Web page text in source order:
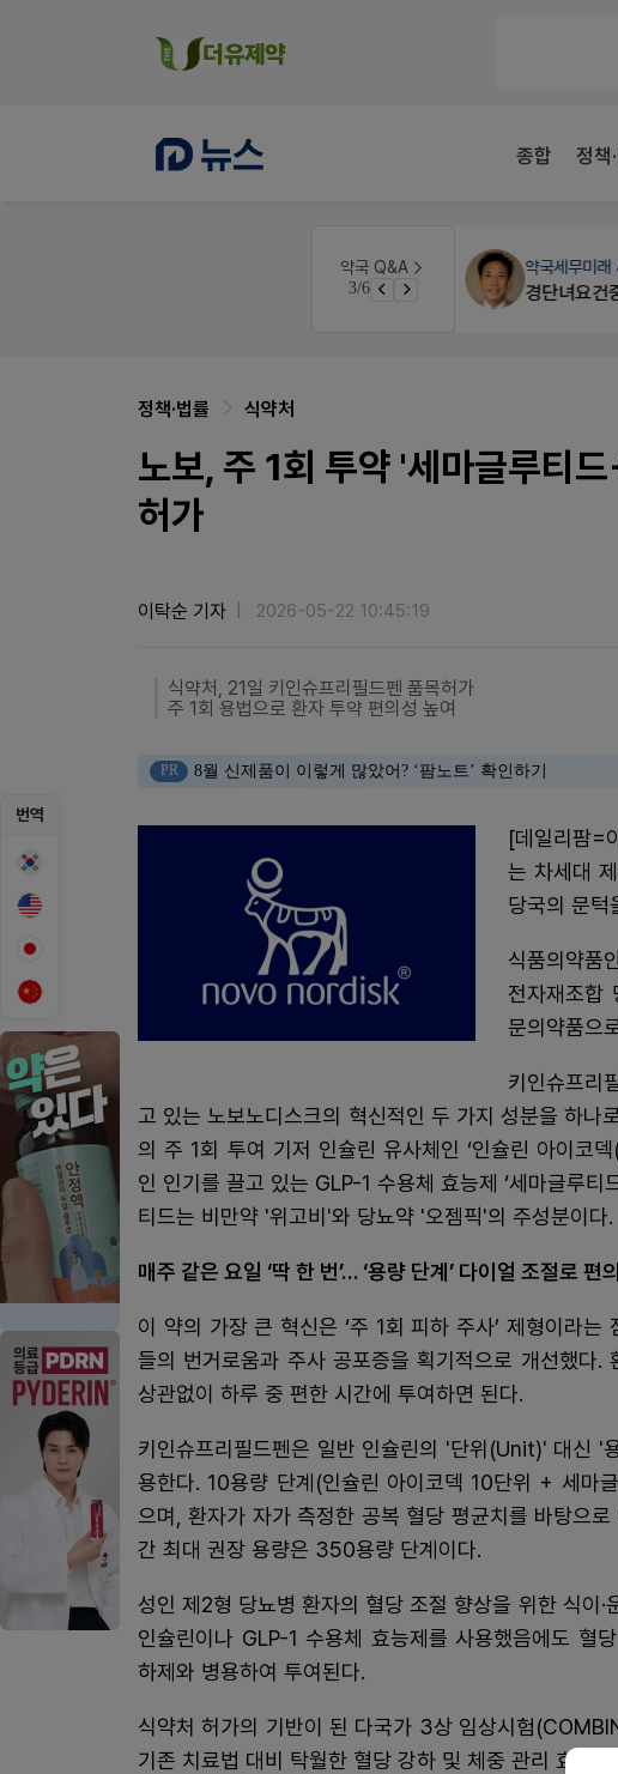
종합 정책
약국 Q&A
3/6 약국 개국 대출 어떻게 받아야할지 어렵습니다
약국세무미래
번역
정책·법률 식약처
노보, 주 1회 투약 '세마글루티
허가
이탁순 기자 2026-05-22 10:45:19
식약처, 21일 키인슈프리필드펜 품목허가
주 1회 용법으로 환자 투약 편의성 높여
PR 8월 신제품이 이렇게 많았어? ‘팜노트’ 확인하기
[데일리팜=
는 차세대
당국의 문턱
식품의약품
전자재조합
문의약품으
키인슈프리
고 있는 노보노디스크의 혁신적인 두 가지 성분을 하나
의 주 1회 투여 기저 인슐린 유사체인 ‘인슐린 아이코
인 인기를 끌고 있는 GLP-1 수용체 효능제 ‘세마글루
티드는 비만약 '위고비'와 당뇨약 '오젬픽'의 주성분이다.
매주 같은 요일 ‘딱 한 번’… ‘용량 단계’ 다이얼 조절로 편
이 약의 가장 큰 혁신은 ‘주 1회 피하 주사’ 제형이라
들의 번거로움과 주사 공포증을 획기적으로 개선했다
상관없이 하루 중 편한 시간에 투여하면 된다.
키인슈프리필드펜은 일반 인슐린의 '단위(Unit)' 대신
용한다. 10용량 단계(인슐린 아이코덱 10단위 + 세마
으며, 환자가 자가 측정한 공복 혈당 평균치를 바탕으
간 최대 권장 용량은 350용량 단계이다.
성인 제2형 당뇨병 환자의 혈당 조절 향상을 위한 식이
인슐린이나 GLP-1 수용체 효능제를 사용했음에도 혈
하제와 병용하여 투여된다.
식약처 허가의 기반이 된 다국가 3상 임상시험
기존 치료법 대비 탁월한 혈당 강하 및 체중 관리 효과를